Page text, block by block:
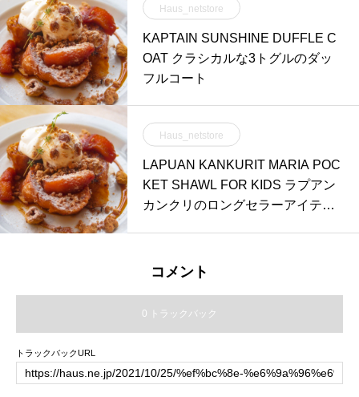
Haus_netstore
KAPTAIN SUNSHINE DUFFLE C
OAT クラシカルな3トグルのダッ
フルコート
Haus_netstore
LAPUAN KANKURIT MARIA POC
KET SHAWL FOR KIDS ラプアン
カンクリのロングセラーアイテム
コメント
0 トラックバック
トラックバックURL